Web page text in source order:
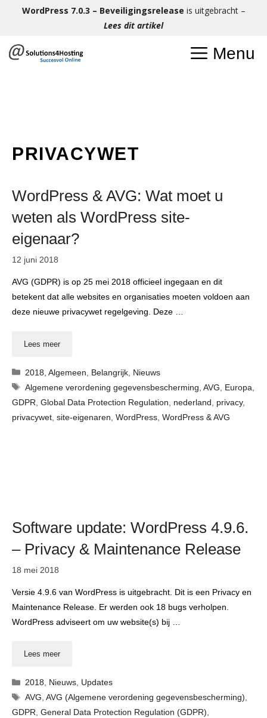
inhoud
WordPress 7.0.3 – Beveiligingsrelease is uitgebracht –
Lees dit artikel
Menu
PRIVACYWET
WordPress & AVG: Wat moet u
weten als WordPress site-
eigenaar?
12 juni 2018
AVG (GDPR) is op 25 mei 2018 officieel ingegaan en dit
betekent dat alle websites en organisaties moeten voldoen aan
deze nieuwe privacywet regelgeving. Deze …
Lees meer
Categorieën
2018 ,Algemeen Belangrijk Nieuws
Tags
Algemene verordening gegevensbescherming ,AVG Europa
GDPR Global Data Protection Regulation nederland privacy,
privacywet site-eigenaren WordPress WordPress & AVG
Software update: WordPress 4.9.6.
– Privacy & Maintenance Release
18 mei 2018
Versie 4.9.6 van WordPress is uitgebracht. Dit is een Privacy en
Maintenance Release. Er werden ook 18 bugs verholpen.
WordPress adviseert om uw website(s) bij …
Lees meer
Categorieën
2018 Nieuws Updates
Tags
AVG ,AVG (Algemene verordening gegevensbescherming)
GDPR General Data Protection Regulation (GDPR)